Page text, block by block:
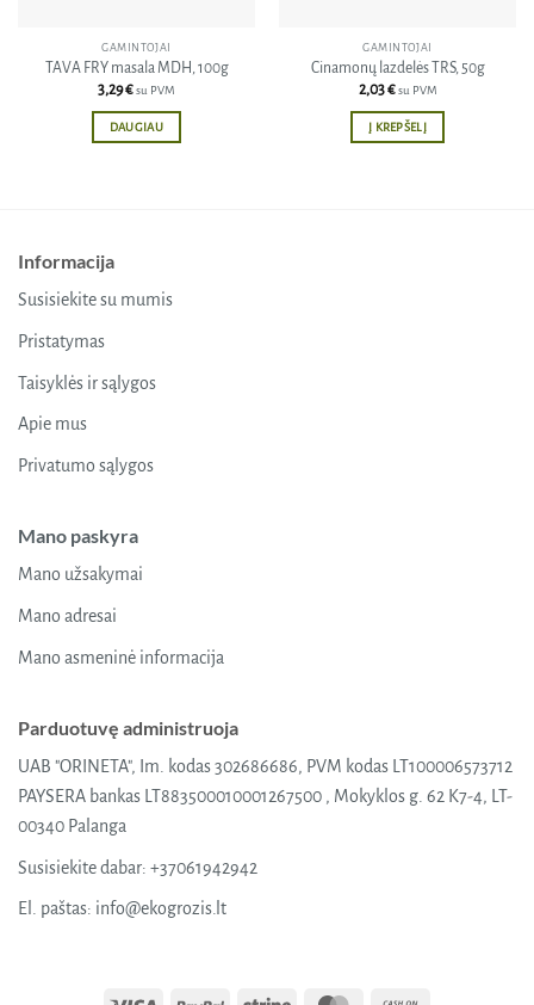
GAMINTOJAI
TAVA FRY masala MDH, 100g
3,29€su PVM
DAUGIAU
GAMINTOJAI
Cinamonų lazdelės TRS, 50g
2,03€ su PVM
Į KREPŠELĮ
Informacija
Susisiekite su mumis
Pristatymas
Taisyklės ir sąlygos
Apie mus
Privatumo sąlygos
Mano paskyra
Mano užsakymai
Mano adresai
Mano asmeninė informacija
Parduotuvę administruoja
UAB "ORINETA", Im. kodas 302686686, PVM kodas LT100006573712
PAYSERA bankas LT883500010001267500 , Mokyklos g. 62 K7-4, LT-
00340 Palanga
Susisiekite dabar: +37061942942
El. paštas: info@ekogrozis.lt